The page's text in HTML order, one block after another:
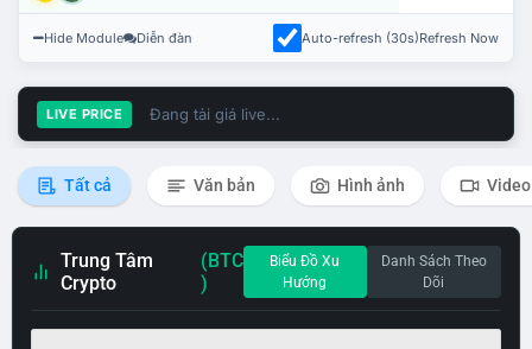
Hide Module Diễn đàn Auto-refresh (30s)Refresh Now
LIVE PRICE Đang tải giá live...
Tất cả Văn bản Hình ảnh Video
Trung Tâm
Crypto
(BTC
)
Biểu Đồ Xu
Hướng
Danh Sách Theo
Dõi